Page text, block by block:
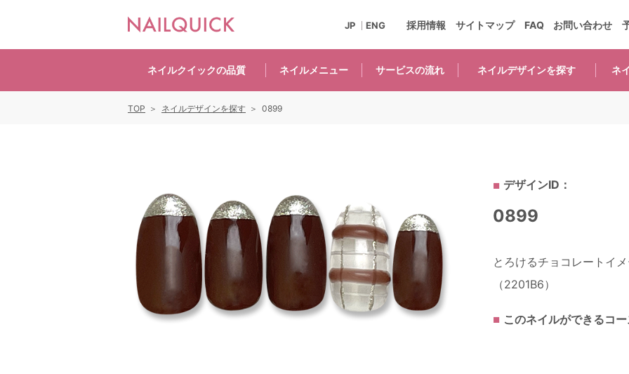
ネイルクイックの品質 ネイルメニュー サービスの流れ ネイルデザインを探す ネ
採用情報 サイトマップ FAQ お問い合わせ
JP ENG
デザインID：
0899
とろけるチョコレートイ
（2201B6）
このネイルができるコ
TOP ネイルデザインを探す 0899